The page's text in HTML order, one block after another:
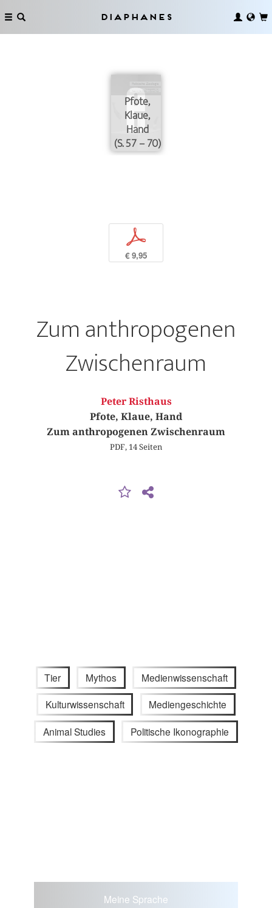
Diaphanes
Pfote,
Klaue,
Hand
(S. 57 – 70)
p
€ 9,95
Zum anthropogenen
Zwischenraum
Peter Risthaus
Pfote, Klaue, Hand
Zum anthropogenen Zwischenraum
PDF, 14 Seiten
Tier Mythos Medienwissenschaft
Kulturwissenschaft Mediengeschichte
Animal Studies Politische Ikonographie
Meine Sprache